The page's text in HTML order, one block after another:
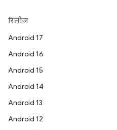
रिलीज़
Android 17
Android 16
Android 15
Android 14
Android 13
Android 12